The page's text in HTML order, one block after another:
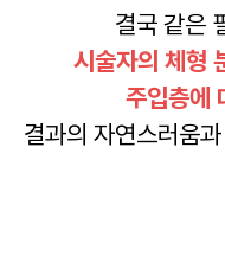
결국 같은
시술자의 체형
주입층에
결과의 자연스러움